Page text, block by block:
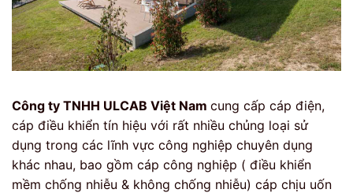
Công ty TNHH ULCAB Việt Nam cung cấp cáp điện,
cáp điều khiển tín hiệu với rất nhiều chủng loại sử
dụng trong các lĩnh vực công nghiệp chuyên dụng
khác nhau, bao gồm cáp công nghiệp ( điều khiển
mềm chống nhiễu & không chống nhiễu) cáp chịu uốn